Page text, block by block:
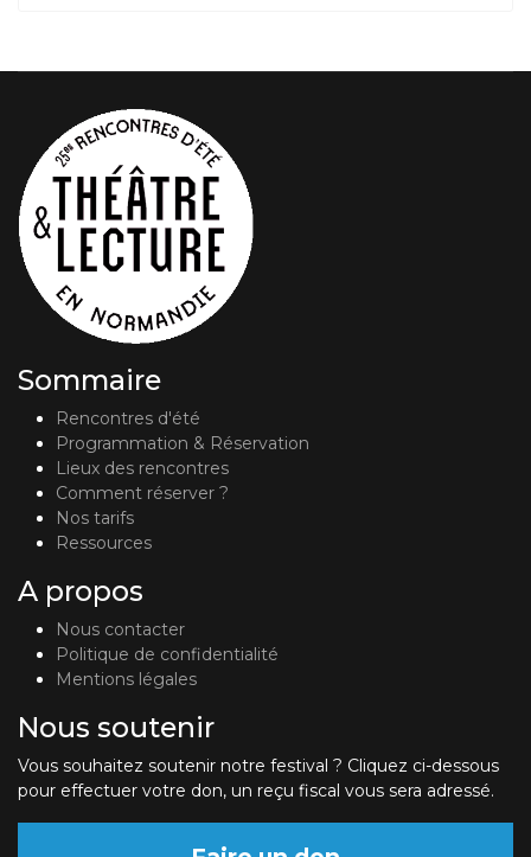
Sommaire
Rencontres d'été
Programmation & Réservation
Lieux des rencontres
Comment réserver ?
Nos tarifs
Ressources
A propos
Nous contacter
Politique de confidentialité
Mentions légales
Nous soutenir
Vous souhaitez soutenir notre festival ? Cliquez ci-dessous
pour effectuer votre don, un reçu fiscal vous sera adressé.